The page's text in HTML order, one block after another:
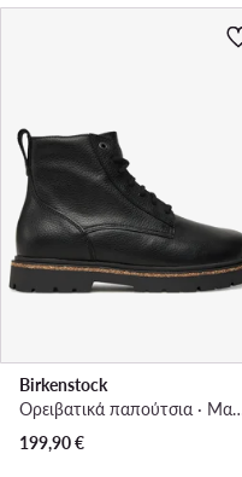
Birkenstock
Ορειβατικά
199,90€